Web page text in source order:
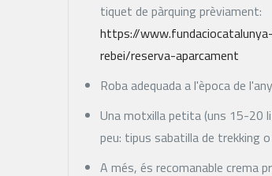
tiquet de pàrquing prèviament:
https://
rebei/reserva-aparcament
Roba adequada a l'època de
Una motxilla petita (uns 15-20
peu: tipus sabatilla de trekking
A més, és recomanable crema